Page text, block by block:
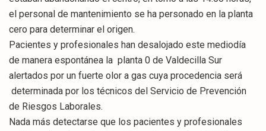
el personal de mantenimiento se ha personado en la planta
cero para determinar el origen.
Pacientes y profesionales han desalojado este mediodía
de manera espontánea la planta 0 de Valdecilla Sur
alertados por un fuerte olor a gas cuya procedencia será
determinada por los técnicos del Servicio de Prevención
de Riesgos Laborales.
Nada más detectarse que los pacientes y profesionales